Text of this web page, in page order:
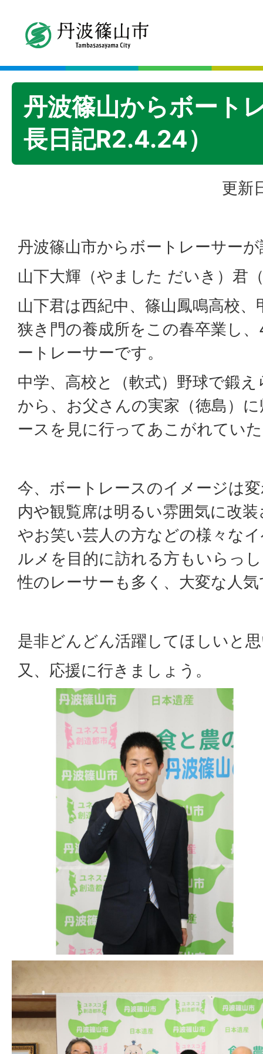
丹波篠山からボート
長日記R2.4.24）
更新
丹波篠山市からボートレーサー
山下大輝（やました だいき）君
山下君は西紀中、篠山鳳鳴高校
狭き門の養成所をこの春卒業し
ートレーサーです。
中学、高校と（軟式）野球で鍛
から、お父さんの実家（徳島）
ースを見に行ってあこがれてい
今、ボートレースのイメージは
内や観覧席は明るい雰囲気に改
やお笑い芸人の方などの様々な
ルメを目的に訪れる方もいらっ
性のレーサーも多く、大変な人
是非どんどん活躍してほしいと
又、応援に行きましょう。